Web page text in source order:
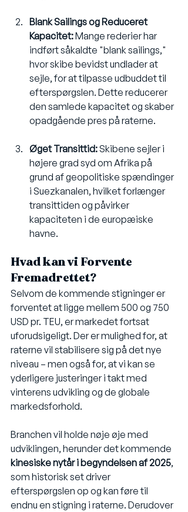
Blank Sailings og Reduceret
Kapacitet: Mange rederier har
indført såkaldte "blank sailings,"
hvor skibe bevidst undlader at
sejle, for at tilpasse udbuddet til
efterspørgslen. Dette reducerer
den samlede kapacitet og skaber
opadgående pres på raterne.
Øget Transittid: Skibene sejler i
højere grad syd om Afrika på
grund af geopolitiske spændinger
i Suezkanalen, hvilket forlænger
transittiden og påvirker
kapaciteten i de europæiske
havne.
Hvad kan vi Forvente
Fremadrettet?
Selvom de kommende stigninger er
forventet at ligge mellem 500 og 750
USD pr. TEU, er markedet fortsat
uforudsigeligt. Der er mulighed for, at
raterne vil stabilisere sig på det nye
niveau – men også for, at vi kan se
yderligere justeringer i takt med
vinterens udvikling og de globale
markedsforhold.
Branchen vil holde nøje øje med
udviklingen, herunder det kommende
kinesiske nytår i begyndelsen af 2025,
som historisk set driver
efterspørgslen op og kan føre til
endnu en stigning i raterne. Derudover